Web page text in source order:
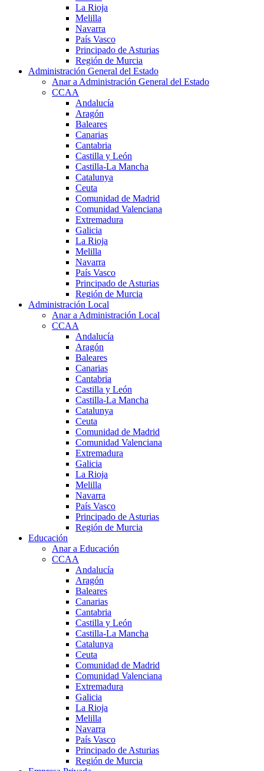
La Rioja
Melilla
Navarra
País Vasco
Principado de Asturias
Región de Murcia
Administración General del Estado
Anar a Administración General del Estado
CCAA
Andalucía
Aragón
Baleares
Canarias
Cantabria
Castilla y León
Castilla-La Mancha
Catalunya
Ceuta
Comunidad de Madrid
Comunidad Valenciana
Extremadura
Galicia
La Rioja
Melilla
Navarra
País Vasco
Principado de Asturias
Región de Murcia
Administración Local
Anar a Administración Local
CCAA
Andalucía
Aragón
Baleares
Canarias
Cantabria
Castilla y León
Castilla-La Mancha
Catalunya
Ceuta
Comunidad de Madrid
Comunidad Valenciana
Extremadura
Galicia
La Rioja
Melilla
Navarra
País Vasco
Principado de Asturias
Región de Murcia
Educación
Anar a Educación
CCAA
Andalucía
Aragón
Baleares
Canarias
Cantabria
Castilla y León
Castilla-La Mancha
Catalunya
Ceuta
Comunidad de Madrid
Comunidad Valenciana
Extremadura
Galicia
La Rioja
Melilla
Navarra
País Vasco
Principado de Asturias
Región de Murcia